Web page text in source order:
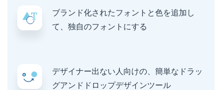
ブランド化されたフォントと色を追加し
て、独自のフォントにする
デザイナー出ない人向けの、簡単なドラッ
グアンドドロップデザインツール